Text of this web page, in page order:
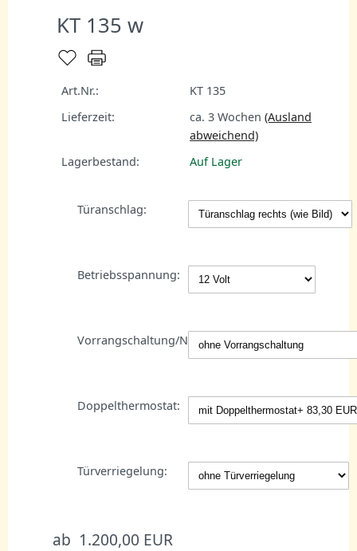
KT 135 w
Art.Nr.:
KT 135
Lieferzeit:
ca. 3 Wochen (Ausland
abweichend)
Lagerbestand:
Auf Lager
Türanschlag:
Betriebsspannung:
Vorrangschaltung/Netzanschluss:
Doppelthermostat:
Türverriegelung:
ab 1.200,00 EUR